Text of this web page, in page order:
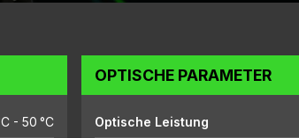
- 50 °C
OPTISCHE PARAMETER
Optische Leistung